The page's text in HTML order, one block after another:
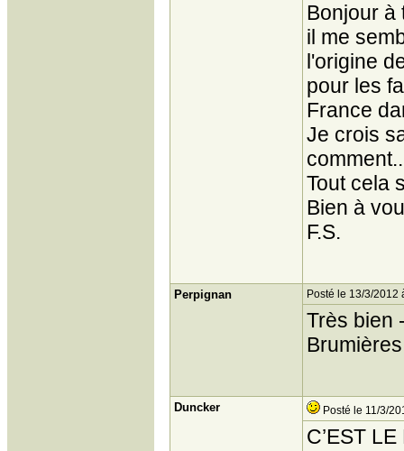
Bonjour à
il me
l'origine
pour les
France
Je crois
Tout cela
Bien à
F.S.
Perpignan Posté le 13/3/2012
Très bien
Duncker Posté le 11/3/
C’EST